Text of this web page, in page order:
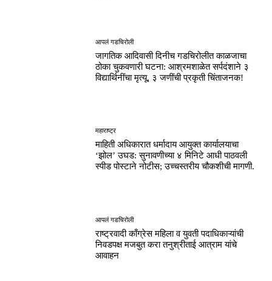
आपलं गडचिरोली
जागतिक आदिवासी दिनीच गडचिरोलीत काळजाचा
ठोका चुकवणारी घटना: आश्रमशाळेत सर्पदंशाने ३
विद्यार्थिनींचा मृत्यू, ३ जणींची प्रकृती चिंताजनक!
महाराष्ट्र
माहिती अधिकारात धर्मादाय आयुक्त कार्यालयाचा
‘झोल’ उघड: सुनावणीच्या ४ मिनिटे आधी पाठवली
स्पीड पोस्टाने नोटीस; उच्चस्तरीय चौकशीची मागणी.
आपलं गडचिरोली
राष्ट्रवादी काँग्रेस महिला व युवती पदाधिकाऱ्यांची
निवडपक्ष मजबुत करा तनुश्रीताई आत्राम यांचे
आवाहन